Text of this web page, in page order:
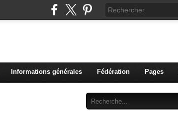
Informations générales Fédération Pages